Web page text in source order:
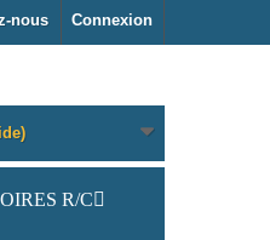
Connexion
nous
R/C